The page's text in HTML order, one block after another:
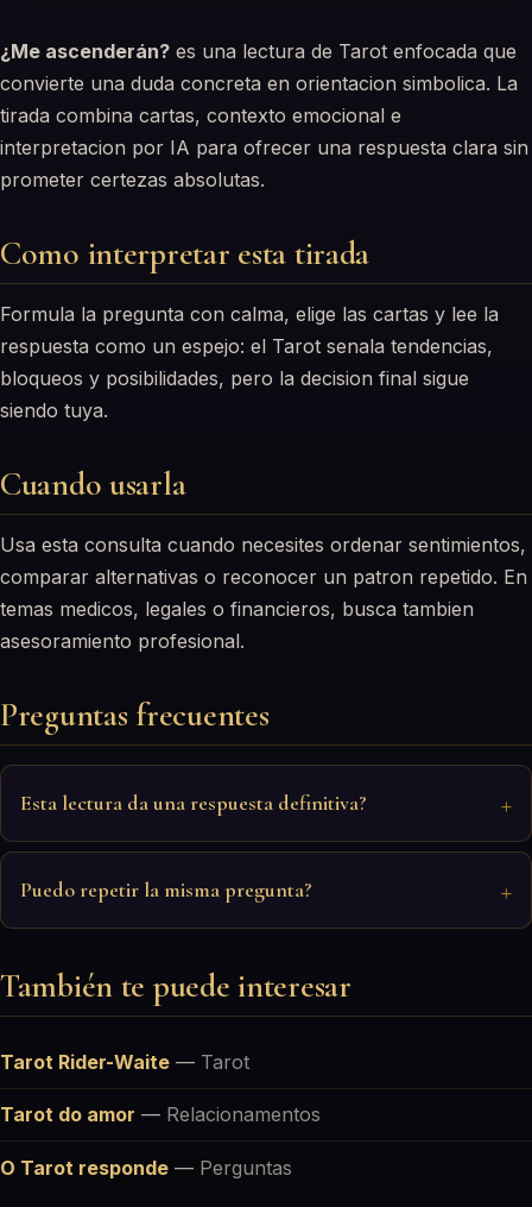
¿Me ascenderán? es una lectura de Tarot enfocada que
convierte una duda concreta en orientacion simbolica. La
tirada combina cartas, contexto emocional e
interpretacion por IA para ofrecer una respuesta clara sin
prometer certezas absolutas.
Como interpretar esta tirada
Formula la pregunta con calma, elige las cartas y lee la
respuesta como un espejo: el Tarot senala tendencias,
bloqueos y posibilidades, pero la decision final sigue
siendo tuya.
Cuando usarla
Usa esta consulta cuando necesites ordenar sentimientos,
comparar alternativas o reconocer un patron repetido. En
temas medicos, legales o financieros, busca tambien
asesoramiento profesional.
Preguntas frecuentes
Esta lectura da una respuesta definitiva?
Puedo repetir la misma pregunta?
También te puede interesar
Tarot Rider-Waite — Tarot
Tarot do amor — Relacionamentos
O Tarot responde — Perguntas